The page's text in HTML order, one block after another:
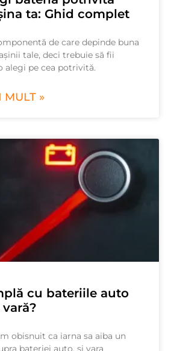
ta: Ghid complet
de care depinde buna
tale, deci trebuie să fii
alegi pe cea potrivită.
MULT »
cu bateriile auto
obisnuit ca iarna sa aiba un
bateriei auto, si vara